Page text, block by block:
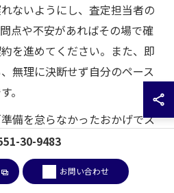
ないようにし、査定担当者の
点や不安があればその場で確
を進めてください。また、即
無理に決断せず自分のペース
。
備を怠らなかったおかげでス
明をしっかり受けたことで安
声が多く、落ち着いて進める
でしょう。
30-9483
お問い合わせ